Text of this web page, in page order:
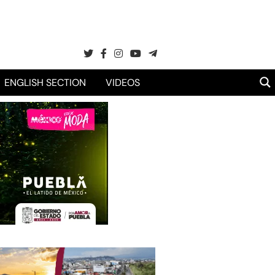
ENGLISH SECTION VIDEOS